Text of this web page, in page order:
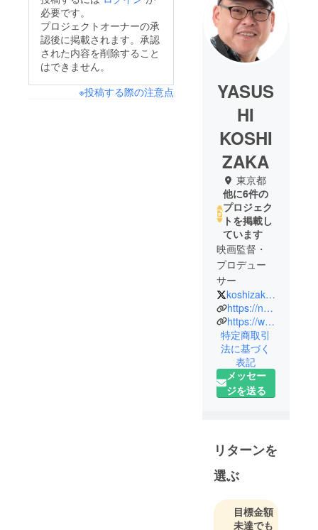
必要です。
プロジェクトオーナーの承
認後に掲載されます。承認
された内容を削除すること
はできません。
※投稿する際の注意点
YASUS
HI
KOSHI
ZAKA
東京都
他に6件の
プロジェク
トを掲載し
ています
映画監督・
プロデュー
サー
koshizaka3
https://note.com/koshiy
https://www.youtube.com/user/oveneyes
特定商取引
法に基づく
表記
メッセー
ジを送る
リターンを
選ぶ
目標金額
未達でも